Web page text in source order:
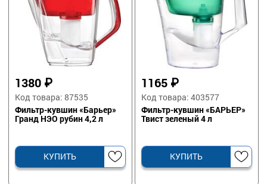
1380 ₽
Код товара: 87535
Фильтр-кувшин «Барьер»
Гранд НЭО рубин 4,2 л
КУПИТЬ
1165 ₽
Код товара: 403577
Фильтр-кувшин «БАРЬЕР»
Твист зеленый 4 л
КУПИТЬ